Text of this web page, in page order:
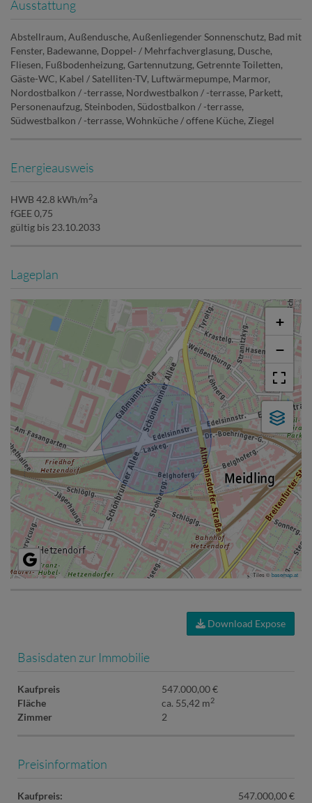
Ausstattung
Abstellraum Außendusche Außenliegender Sonnenschutz Bad mit
Fenster Badewanne Doppel- / Mehrfachverglasung Dusche
Fliesen Fußbodenheizung Gartennutzung Getrennte Toiletten
Gäste-WC Kabel / Satelliten-TV Luftwärmepumpe Marmor
Nordostbalkon / -terrasse Nordwestbalkon / -terrasse Parkett
Personenaufzug Steinboden Südostbalkon / -terrasse
Südwestbalkon / -terrasse Wohnküche / offene Küche Ziegel
Energieausweis
HWB 42.8 kWh/m2a
fGEE0,75
gültig bis 23.10.2033
Lageplan
+
−
Tiles ©basemap.at
Download Expose
Basisdaten zur Immobilie
Kaufpreis
547.000,00 €
Fläche
ca. 55,42 m2
Zimmer 2
Preisinformation
Kaufpreis: 547.000,00 €